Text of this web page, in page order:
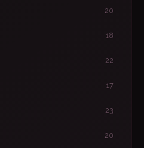
20
18
22
17
23
20